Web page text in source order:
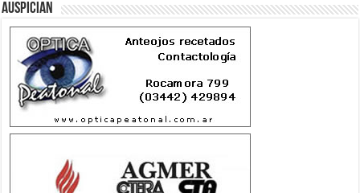
Auspician